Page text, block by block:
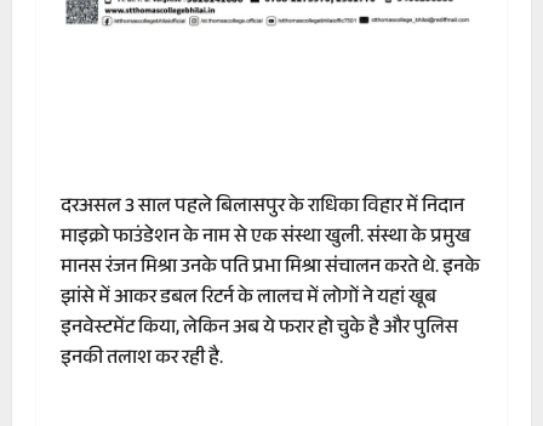
दरअसल 3 साल पहले बिलासपुर के राधिका विहार में निदान
माइक्रो फाउंडेशन के नाम से एक संस्था खुली. संस्था के प्रमुख
मानस रंजन मिश्रा उनके पति प्रभा मिश्रा संचालन करते थे. इनके
झांसे में आकर डबल रिटर्न के लालच में लोगों ने यहां खूब
इनवेस्टमेंट किया, लेकिन अब ये फरार हो चुके है और पुलिस
इनकी तलाश कर रही है.